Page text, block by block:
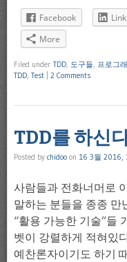
Facebook
More
Filed under TDD, 도구들, 프로그
TDD, Test 2 Comments
TDD를 하신
Posted by chidoo on 16 3월 2016,
사람들과 전화너머로
말하는 분들을 종종
“활용 가능한 기술”들
벳이 강렬하게 적혀있
예찬론자이기도 하기